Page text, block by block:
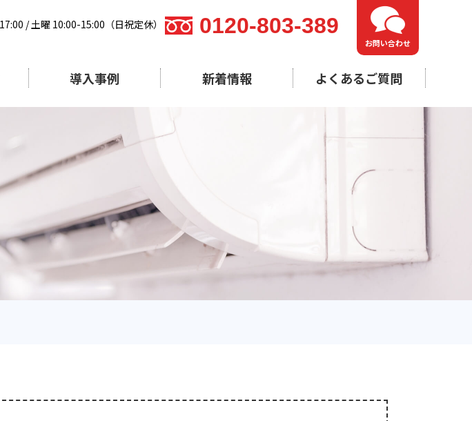
/ 土曜 10:00-15:00（日祝定休） 0120-803-389
お問い合わせ
導入事例 新着情報 よくあるご質問